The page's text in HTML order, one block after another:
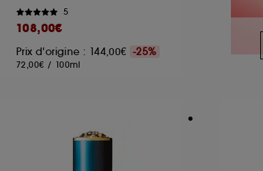
5
108,00€
Prix d'origine : 144,00€ -25%
72,00€ / 100ml